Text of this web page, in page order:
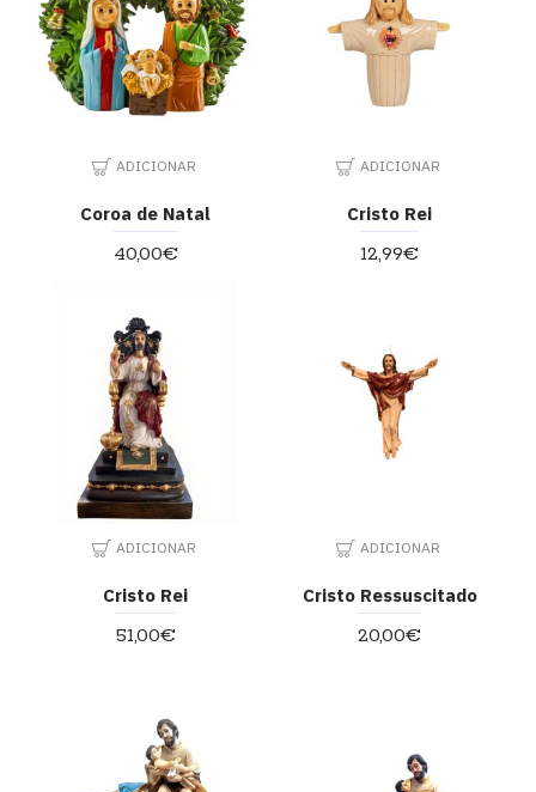
Coroa de Natal
40,00€
ADICIONAR
Cristo Rei
12,99€
ADICIONAR
Cristo Rei
51,00€
ADICIONAR
Cristo Ressuscitado
20,00€
ADICIONAR